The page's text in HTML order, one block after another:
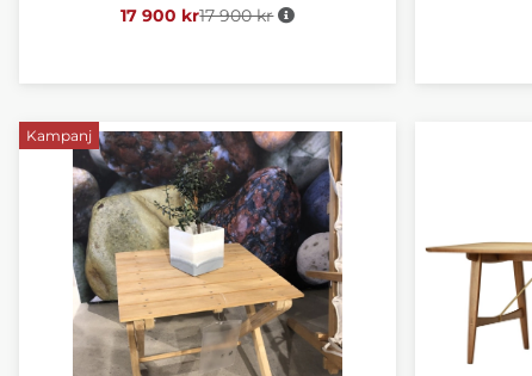
17 900 kr Ordinarie pris:
17 900 kr
Kampanj